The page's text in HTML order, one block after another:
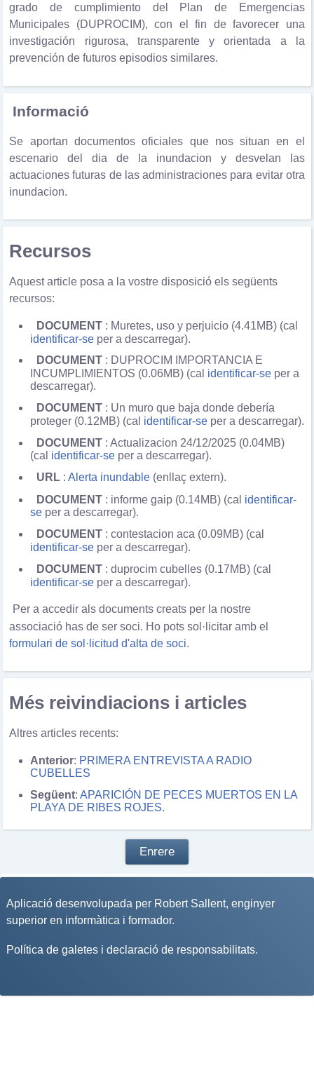
grado de cumplimiento del Plan de Emergencias
Municipales (DUPROCIM), con el fin de favorecer una
investigación rigurosa, transparente y orientada a la
prevención de futuros episodios similares.
Informació
Se aportan documentos oficiales que nos situan en el
escenario del dia de la inundacion y desvelan las
actuaciones futuras de las administraciones para evitar otra
inundacion.
Recursos
Aquest article posa a la vostre disposició els següents
recursos:
DOCUMENT : Muretes, uso y perjuicio (4.41MB) (cal
identificar-se per a descarregar).
DOCUMENT : DUPROCIM IMPORTANCIA E
INCUMPLIMIENTOS (0.06MB) (cal identificar-se per a
descarregar).
DOCUMENT : Un muro que baja donde debería
proteger (0.12MB) (cal identificar-se per a descarregar).
DOCUMENT : Actualizacion 24/12/2025 (0.04MB)
(cal identificar-se per a descarregar).
URL :Alerta inundable (enllaç extern).
DOCUMENT : informe gaip (0.14MB) (cal identificar-
se per a descarregar).
DOCUMENT : contestacion aca (0.09MB) (cal
identificar-se per a descarregar).
DOCUMENT : duprocim cubelles (0.17MB) (cal
identificar-se per a descarregar).
Per a accedir als documents creats per la nostre
associació has de ser soci. Ho pots sol·licitar amb el
formulari de sol·licitud d'alta de soci.
Més reivindiacions i articles
Altres articles recents:
Anterior: PRIMERA ENTREVISTA A RADIO
CUBELLES
Següent:APARICIÓN DE PECES MUERTOS EN LA
PLAYA DE RIBES ROJES.
Enrere
Aplicació desenvolupada per Robert Sallent, enginyer
superior en informàtica i formador.
Política de galetes i declaració de responsabilitats.